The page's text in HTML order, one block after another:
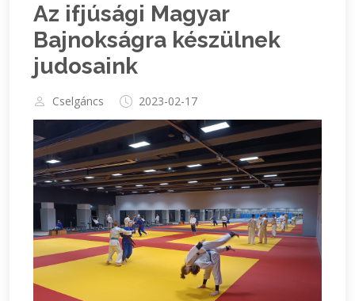
Az ifjúsági Magyar
Bajnokságra készülnek
judosaink
Cselgáncs 2023-02-17